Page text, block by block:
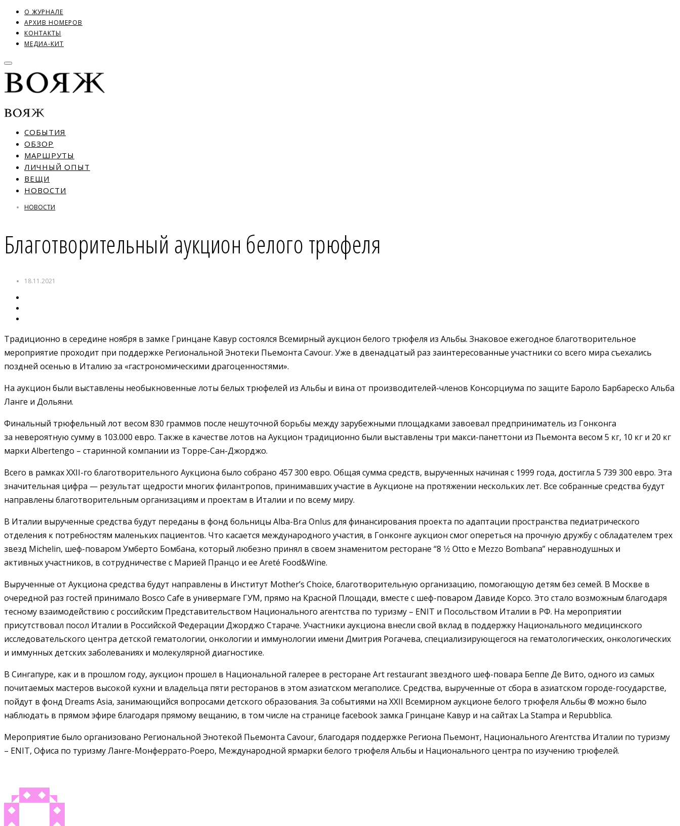
О ЖУРНАЛЕ
АРХИВ НОМЕРОВ
КОНТАКТЫ
МЕДИА-КИТ
СОБЫТИЯ
ОБЗОР
МАРШРУТЫ
ЛИЧНЫЙ ОПЫТ
ВЕЩИ
НОВОСТИ
НОВОСТИ
Благотворительный аукцион белого трюфеля
18.11.2021
Традиционно в середине ноября в замке Гринцане Кавур состоялся Всемирный аукцион белого трюфеля из Альбы. Знаковое ежегодное благотворительное
мероприятие проходит при поддержке Региональной Энотеки Пьемонта Сavour. Уже в двенадцатый раз заинтересованные участники со всего мира съехались
поздней осенью в Италию за «гастрономическими драгоценностями».
На аукцион были выставлены необыкновенные лоты белых трюфелей из Альбы и вина от производителей-членов Консорциума по защите Бароло Барбареско Альба
Ланге и Дольяни.
Финальный трюфельный лот весом 830 граммов после нешуточной борьбы между зарубежными площадками завоевал предприниматель из Гонконга
за невероятную сумму в 103.000 евро. Также в качестве лотов на Аукцион традиционно были выставлены три макси-панеттони из Пьемонта весом 5 кг, 10 кг и 20 кг
марки Albertengo – старинной компании из Торре-Сан-Джорджо.
Всего в рамках XXII-го благотворительного Аукциона было собрано 457 300 евро. Общая сумма средств, вырученных начиная с 1999 года, достигла 5 739 300 евро. Эта
значительная цифра — результат щедрости многих филантропов, принимавших участие в Аукционе на протяжении нескольких лет. Все собранные средства будут
направлены благотворительным организациям и проектам в Италии и по всему миру.
В Италии вырученные средства будут переданы в фонд больницы Alba-Bra Onlus для финансирования проекта по адаптации пространства педиатрического
отделения к потребностям маленьких пациентов. Что касается международного участия, в Гонконге аукцион смог опереться на прочную дружбу с обладателем трех
звезд Michelin, шеф-поваром Умберто Бомбана, который любезно принял в своем знаменитом ресторане “8 1⁄2 Otto e Mezzo Bombana” неравнодушных и
активных участников, в сотрудничестве с Марией Пранцо и ее Areté Food&Wine.
Вырученные от Аукциона средства будут направлены в Институт Mother’s Choice, благотворительную организацию, помогающую детям без семей. В Москве в
очередной раз гостей принимало Bosco Cafe в универмаге ГУМ, прямо на Красной Площади, вместе с шеф-поваром Давиде Корсо. Это стало возможным благодаря
тесному взаимодействию с российским Представительством Национального агентства по туризму – ENIT и Посольством Италии в РФ. На мероприятии
присутствовал посол Италии в Российской Федерации Джорджо Стараче. Участники аукциона внесли свой вклад в поддержку Национального медицинского
исследовательского центра детской гематологии, онкологии и иммунологии имени Дмитрия Рогачева, специализирующегося на гематологических, онкологических
и иммунных детских заболеваниях и молекулярной диагностике.
В Сингапуре, как и в прошлом году, аукцион прошел в Национальной галерее в ресторане Art restaurant звездного шеф-повара Беппе Де Вито, одного из самых
почитаемых мастеров высокой кухни и владельца пяти ресторанов в этом азиатском мегаполисе. Средства, вырученные от сбора в азиатском городе-государстве,
пойдут в фонд Dreams Asia, занимающийся вопросами детского образования. За событиями на XXII Всемирном аукционе белого трюфеля Альбы ® можно было
наблюдать в прямом эфире благодаря прямому вещанию, в том числе на странице facebook замка Гринцане Кавур и на сайтах La Stampa и Repubblica.
Мероприятие было организовано Региональной Энотекой Пьемонта Сavour, благодаря поддержке Региона Пьемонт, Национального Агентства Италии по туризму
– ENIT, Офиса по туризму Ланге-Монферрато-Роеро, Международной ярмарки белого трюфеля Альбы и Национального центра по изучению трюфелей.